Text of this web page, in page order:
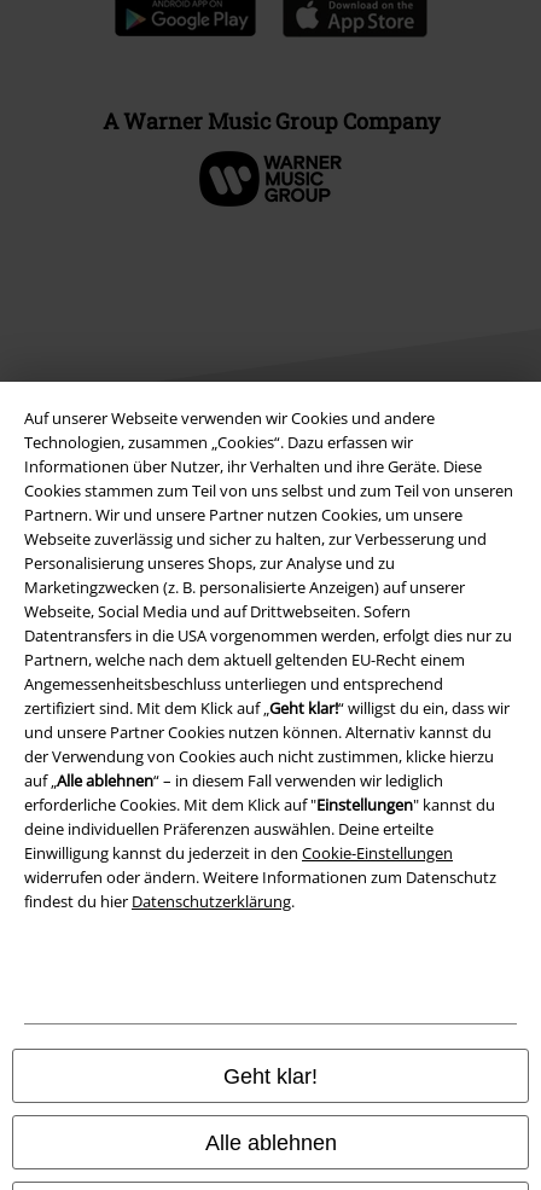
Auf unserer Webseite verwenden wir Cookies und andere
Technologien, zusammen „Cookies“. Dazu erfassen wir
Informationen über Nutzer, ihr Verhalten und ihre Geräte. Diese
Cookies stammen zum Teil von uns selbst und zum Teil von unseren
Partnern. Wir und unsere Partner nutzen Cookies, um unsere
Webseite zuverlässig und sicher zu halten, zur Verbesserung und
Personalisierung unseres Shops, zur Analyse und zu
Marketingzwecken (z. B. personalisierte Anzeigen) auf unserer
Webseite, Social Media und auf Drittwebseiten. Sofern
Datentransfers in die USA vorgenommen werden, erfolgt dies nur zu
Partnern, welche nach dem aktuell geltenden EU-Recht einem
Angemessenheitsbeschluss unterliegen und entsprechend
zertifiziert sind. Mit dem Klick auf „Geht klar!“ willigst du ein, dass wir
und unsere Partner Cookies nutzen können. Alternativ kannst du
der Verwendung von Cookies auch nicht zustimmen, klicke hierzu
auf „Alle ablehnen“ – in diesem Fall verwenden wir lediglich
erforderliche Cookies. Mit dem Klick auf "Einstellungen" kannst du
deine individuellen Präferenzen auswählen. Deine erteilte
Einwilligung kannst du jederzeit in den Cookie-Einstellungen
widerrufen oder ändern. Weitere Informationen zum Datenschutz
findest du hier Datenschutzerklärung.
Geht klar!
Alle ablehnen
A Warner Music Group Company
Rechtliches
AGB
Impressum
Datenschutz
Entsorgung und Umweltschutz
Konformitätserklärung
Information zur Barrierefreiheit
Cookie-Einstellungen
Vertrag widerrufen
EMP Online Shops
EMP International